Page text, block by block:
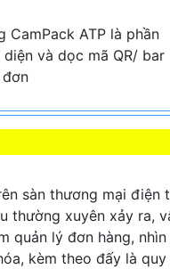
CamPack ATP là phần
và dọc mã QR/ bar
sàn thương mại điện
thường xuyên xảy ra,
quản lý đơn hàng, nhìn
kèm theo đấy là quy